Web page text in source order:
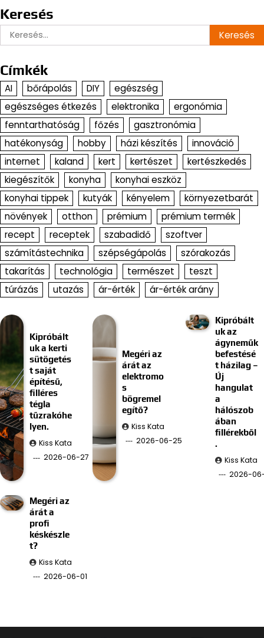
Keresés
Keresés:
Címkék
AI bőrápolás DIY
egészség
egészséges étkezés
elektronika
ergonómia
fenntarthatóság
főzés
gasztronómia
hatékonyság
hobby házi készítés
innováció
internet
kaland kert kertészet
kertészkedés
kiegészítők
konyha
konyhai eszköz
konyhai tippek
kutyák kényelem
környezetbarát
növények
otthon prémium
prémium termék
recept
receptek szabadidő
szoftver
számítástechnika
szépségápolás
szórakozás
takarítás
technológia természet
teszt
túrázás
utazás ár-érték ár-érték arány
Kipróbált
uk a kerti
sütögetés
t saját
építésű,
filléres
tégla
tűzrakóhe
lyen.
Kiss Kata
2026-06-27
Megéri az
árát az
elektromo
s
bögremel
egítő?
Kiss Kata
2026-06-25
Kipróbált
uk az
ágyneműk
befestésé
t házilag –
Új
hangulat
a
hálószob
ában
fillérekből
.
Kiss Kata
2026-
Megéri az
árát a
profi
késkészle
t?
Kiss Kata
2026-06-01